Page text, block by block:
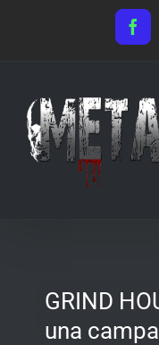
GRIND
una